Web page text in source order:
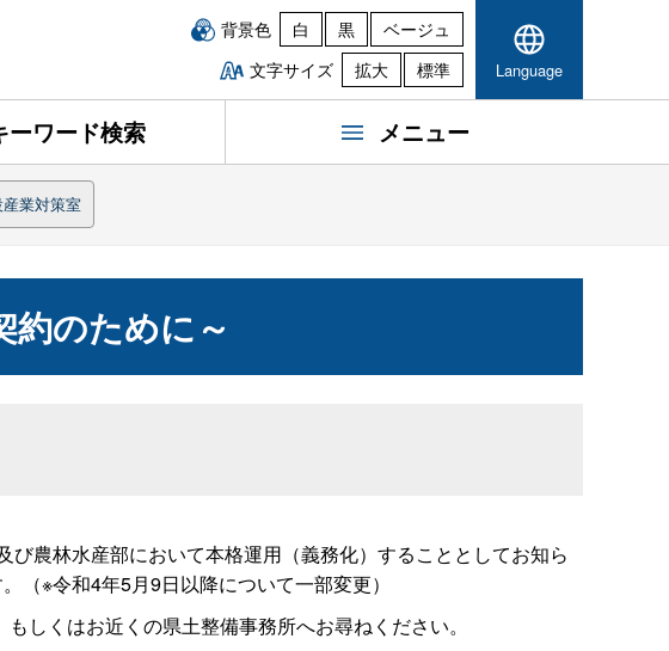
背景色 白 黒
ベージュ
文字サイズ
拡大 標準 Language
ーワード検索 メニュー
業対策室
約のために～
農林水産部において本格運用（義務化）することとしてお知ら
（※令和4年5月9日以降について一部変更）
しくはお近くの県土整備事務所へお尋ねください。